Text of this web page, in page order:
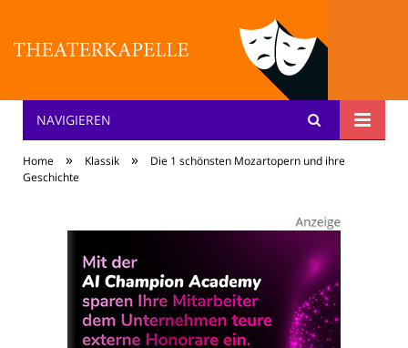
Theater: [KA] :pelle
NAVIGIEREN
Home » Klassik »
Die 1 schönsten Mozartopern und ihre
Geschichte